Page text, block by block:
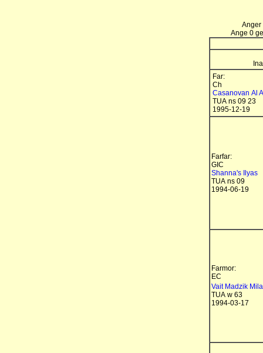
Anger
Ange 0
Far:
Ch
Casanovan Al
TUA ns 09 23
1995-12-19
Farfar:
GIC
Shanna's Ilyas
TUA ns 09
1994-06-19
Farmor:
EC
Vait Madzik Mila
TUA w 63
1994-03-17